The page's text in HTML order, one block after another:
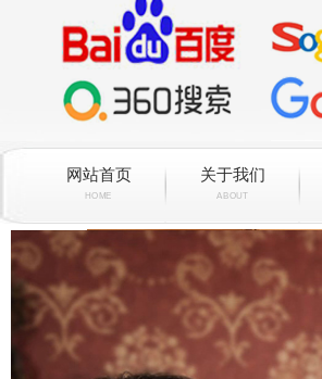
网站首页
HOME
关于我们
ABOUT